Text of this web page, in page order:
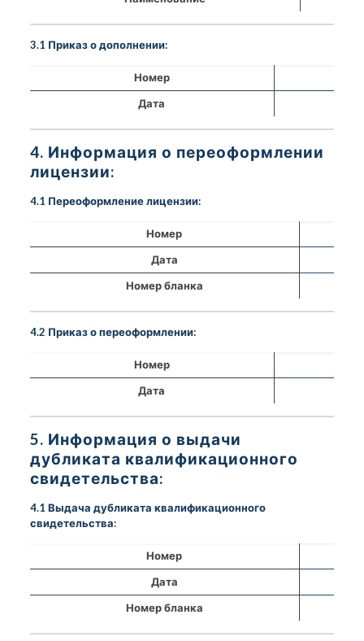
3.1 Приказ о дополнении:
Номер
Дата
4. Информация о переоформлении
лицензии:
4.1 Переоформление лицензии:
Номер
Дата
Номер бланка
4.2 Приказ о переоформлении:
Номер
Дата
5. Информация о выдачи
дубликата квалификационного
свидетельства:
4.1 Выдача дубликата квалификационного
свидетельства:
Номер
Дата
Номер бланка